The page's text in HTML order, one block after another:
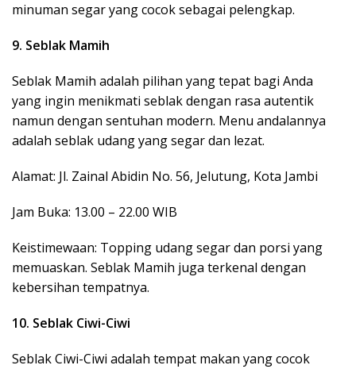
minuman segar yang cocok sebagai pelengkap.
9. Seblak Mamih
Seblak Mamih adalah pilihan yang tepat bagi Anda
yang ingin menikmati seblak dengan rasa autentik
namun dengan sentuhan modern. Menu andalannya
adalah seblak udang yang segar dan lezat.
Alamat: Jl. Zainal Abidin No. 56, Jelutung, Kota Jambi
Jam Buka: 13.00 – 22.00 WIB
Keistimewaan: Topping udang segar dan porsi yang
memuaskan. Seblak Mamih juga terkenal dengan
kebersihan tempatnya.
10. Seblak Ciwi-Ciwi
Seblak Ciwi-Ciwi adalah tempat makan yang cocok